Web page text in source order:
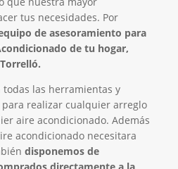
tus necesidades. Por
de asesoramiento para
de tu hogar,
las herramientas y
realizar cualquier arreglo
aire acondicionado. Además
acondicionado necesitara
disponemos de
directamente a la